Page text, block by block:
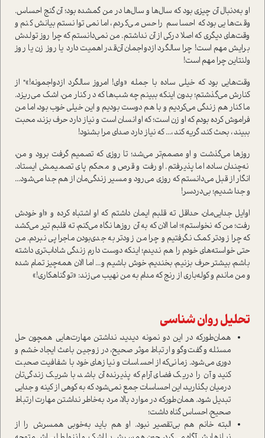
او به‌دنبال آن چیزی بود که سال‌ها و سال‌ها در من گمشده بود؛ آن گنج احساس.
وقت‌هایی بود که احساسم را حس می‌کردم، اما نمی‌توانستم بیانش کنم و
وقت‌های دیگری که اصلا درکی از آن نداشتم. من نمی‌دانستم که چرا روز تولدش
برایش مهم است! چرا سالگرد ازدواجمان آن‌قدر اهمیت دارد یا روز زن یا روز
ولنتاین چرا مهم است!
وقت‌هایی بود که خیلی ساده با جمله «وای! امروز سالگرد ازدواجمونه!»" از
کنارش می‌گذشتم؛ بدون اینکه ببینم چه شب‌ها که در کنار من، اشک می‌ریزد.
ما کنار هم زندگی می‌کردیم و با هم دوست بودیم و این خیلی خوب بود، اما من
فراموش کرده بودم که او زن است؛ که او انسان است و نیاز دارد حرف بزند، محبت
ببیند ، بحث کند، گریه کند ،... که نیاز دارد صدای مرا بشنود!
روزها می‌گذشت و او مصمم‌تر می‌شد؛ تا روزی که تصمیم گرفت برود و من،
نه‌چندان ساده، اما پذیرفتم. او رفت و قرص و محکم پای تصمیمش ایستاد.
انگار از قبل می‌دانستم که روزی می‌رود و مسیر زندگی‌مان از هم جدا می‌شود...
و جدا شدیم؛ بی‌دردسر!
اوایل جدایی‌مان، حداقل ته قلبم ایمان داشتم که او اشتباه کرده و «او خودش
رفت؛ من که نخواستم»؛ اما الان که به آن روزها نگاه می‌کنم، ته قلبم تیر می‌کشد
که چرا زودتر کمک نگرفتیم و چرا من زودتر به جدی‌بودن ماجرا پی نبردم. من
حتی خواسته‌های خودم را هم ندیدم؛ اینکه دوست دارم زندگی شاداب‌تری داشته
باشم، بیشتر حرف بزنیم، بخندیم، خوش باشیم و... اما الان همه‌چیز تمام شده
و من ماندم و کوله‌باری از رنج که مدام به من نهیب می‌زند: «تو گناهکاری!»
تحلیل روان شناسی
همان‌طور‌که در این دو نمونه دیدید، نداشتن مهارت‌هایی همچون حل
مسئله و گفت‌وگو و ارتباط موثر صحیح، در زوجین باعث ایجاد خشم و
دوری می‌شود. زمانی‌که از احساسات و نیازهای خود با شفافیت صحبت
کنید و آن را دریک فضای آرام که پذیرنده آن باشد، با شریک زندگی‌تان
درمیان بگذارید، این احساسات جمع نمی‌شود که به کوهی از کینه و جدایی
تبدیل شود. همان‌طورکه در موارد بالا، مرد به‌خاطر نداشتن مهارت ارتباط
صحیح، احساس گناه داشت؛
البته خانم هم بی‌تقصیر نبود. او هم باید به‌خوبی همسرش را از